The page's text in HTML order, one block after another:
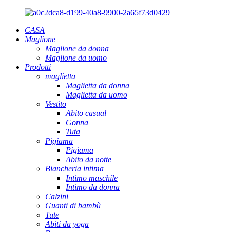
CASA
Maglione
Maglione da donna
Maglione da uomo
Prodotti
maglietta
Maglietta da donna
Maglietta da uomo
Vestito
Abito casual
Gonna
Tuta
Pigiama
Pigiama
Abito da notte
Biancheria intima
Intimo maschile
Intimo da donna
Calzini
Guanti di bambù
Tute
Abiti da yoga